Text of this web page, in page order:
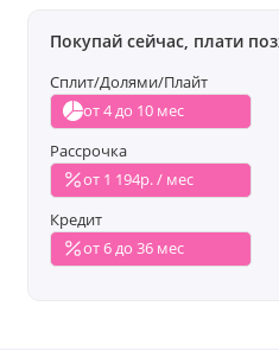
Покупай сейчас, плати
Сплит/Долями/Плайт
от 4 до 10 мес
Рассрочка
от 1 194р. / мес
Кредит
от 6 до 36 мес